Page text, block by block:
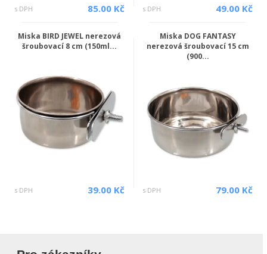
s DPH 85.00 Kč s DPH 49.00 Kč
Miska BIRD JEWEL nerezová
šroubovací 8 cm (150ml...
s DPH 39.00 Kč
Miska DOG FANTASY
nerezová šroubovací 15 cm
(900...
s DPH 79.00 Kč